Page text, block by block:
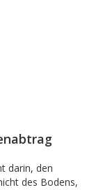
darin, den
des Bodens,